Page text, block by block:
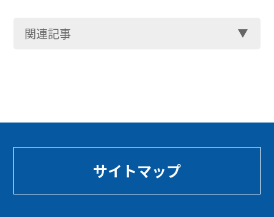
関連記事
サイトマップ